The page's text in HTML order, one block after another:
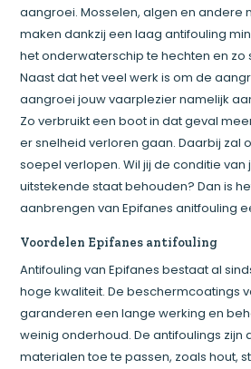
aangroei. Mosselen, algen en andere
maken dankzij een laag antifouling
het onderwaterschip te hechten en zo
Naast dat het veel werk is om de
aangroei jouw vaarplezier namelijk
Zo verbruikt een boot in dat geval
er snelheid verloren gaan. Daarbij zal
soepel verlopen. Wil jij de conditie van
uitstekende staat behouden? Dan is
aanbrengen van Epifanes anitfouling
Voordelen Epifanes antifouling
Antifouling van Epifanes bestaat al
hoge kwaliteit. De beschermcoatings
garanderen een lange werking en
weinig onderhoud. De antifoulings zijn
materialen toe te passen, zoals hout,